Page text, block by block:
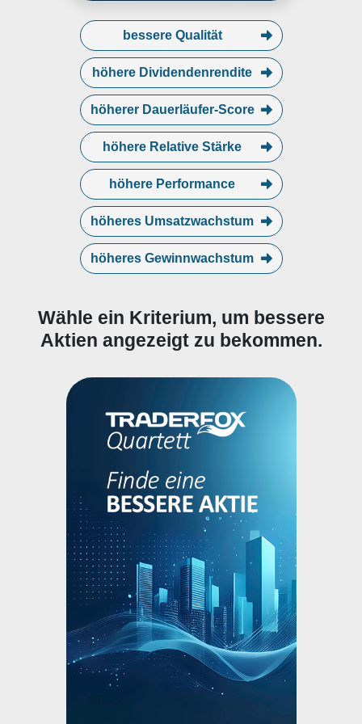
bessere Qualität
höhere Dividendenrendite
höherer Dauerläufer-Score
höhere Relative Stärke
höhere Performance
höheres Umsatzwachstum
höheres Gewinnwachstum
Wähle ein Kriterium, um bessere
Aktien angezeigt zu bekommen.